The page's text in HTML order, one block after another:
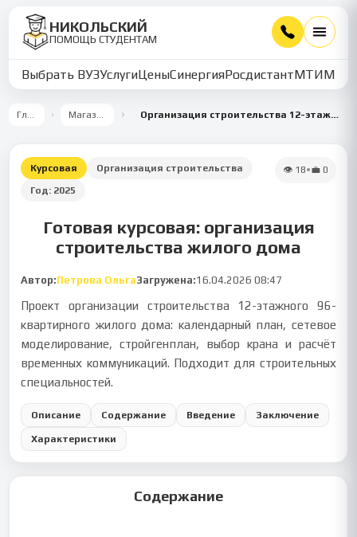
НИКОЛЬСКИЙ
ПОМОЩЬ СТУДЕНТАМ
Выбрать ВУЗУслугиЦеныСинергияРосдистантМТИММУ
Главная Магазин работ Организация строительства 12-этажного 96-квартирного жилого дома
Курсовая
Организация строительства
Год: 2025
👁 18•💼 0
Готовая курсовая: организация
строительства жилого дома
Автор:Петрова ОльгаЗагружена:16.04.2026 08:47
Проект организации строительства 12-этажного 96-
квартирного жилого дома: календарный план, сетевое
моделирование, стройгенплан, выбор крана и расчёт
временных коммуникаций. Подходит для строительных
специальностей.
Описание Содержание Введение Заключение
Характеристики
Содержание